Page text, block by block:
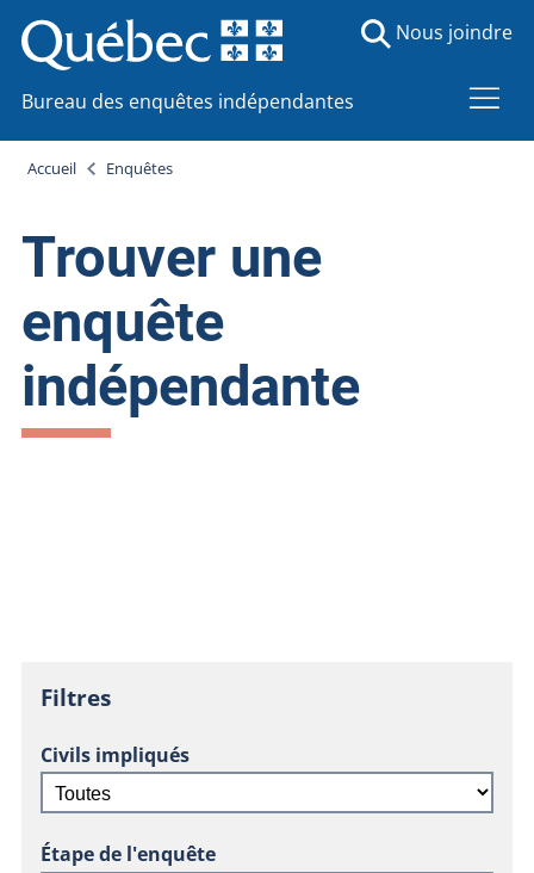
Bureau des enquêtes indépendantes
Nous joindre
Accueil Enquêtes
Trouver une
enquête
indépendante
Filtres
Civils impliqués
Étape de l'enquête